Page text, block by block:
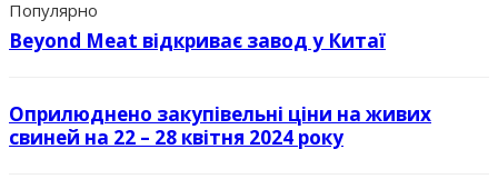
Популярно
Beyond Meat відкриває завод у Китаї
Оприлюднено закупівельні ціни на живих
свиней на 22 – 28 квітня 2024 року